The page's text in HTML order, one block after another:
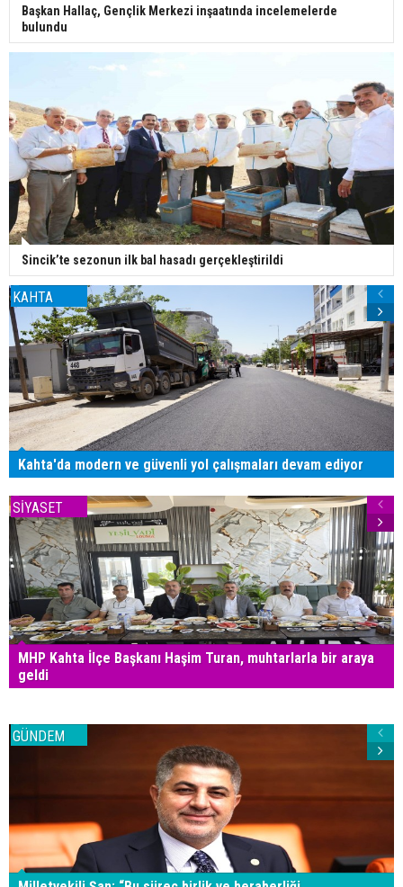
Başkan Hallaç, Gençlik Merkezi inşaatında incelemelerde
bulundu
Sincik’te sezonun ilk bal hasadı gerçekleştirildi
KAHTA
Kahta'da modern ve güvenli yol çalışmaları devam ediyor
SİYASET
MHP Kahta İlçe Başkanı Haşim Turan, muhtarlarla bir araya
geldi
GÜNDEM